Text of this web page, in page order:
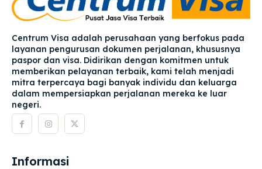
Centrum Visa adalah perusahaan yang berfokus pada
layanan pengurusan dokumen perjalanan, khususnya
paspor dan visa. Didirikan dengan komitmen untuk
memberikan pelayanan terbaik, kami telah menjadi
mitra terpercaya bagi banyak individu dan keluarga
dalam mempersiapkan perjalanan mereka ke luar
negeri.
Informasi